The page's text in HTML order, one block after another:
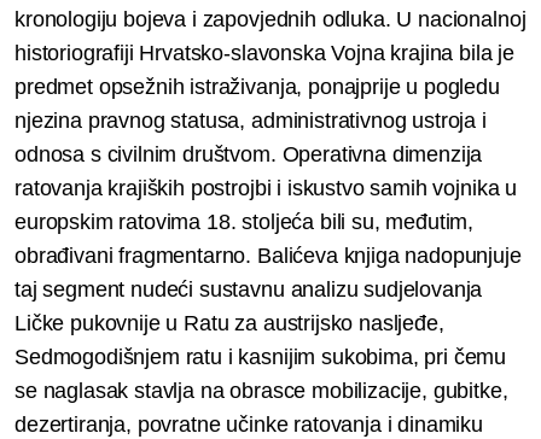
kronologiju bojeva i zapovjednih odluka. U nacionalnoj
historiografiji Hrvatsko-slavonska Vojna krajina bila je
predmet opsežnih istraživanja, ponajprije u pogledu
njezina pravnog statusa, administrativnog ustroja i
odnosa s civilnim društvom. Operativna dimenzija
ratovanja krajiških postrojbi i iskustvo samih vojnika u
europskim ratovima 18. stoljeća bili su, međutim,
obrađivani fragmentarno. Balićeva knjiga nadopunjuje
taj segment nudeći sustavnu analizu sudjelovanja
Ličke pukovnije u Ratu za austrijsko nasljeđe,
Sedmogodišnjem ratu i kasnijim sukobima, pri čemu
se naglasak stavlja na obrasce mobilizacije, gubitke,
dezertiranja, povratne učinke ratovanja i dinamiku